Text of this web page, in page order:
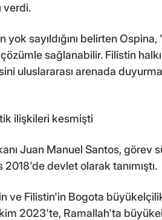
verdi.
yok sayıldığını belirten Ospina,
sağlanabilir. Filistin
uluslararası arenada
ilişkileri kesmişti
Juan Manuel Santos, görev
devlet olarak tanımıştı.
ve Filistin'in Bogota
2023'te, Ramallah'ta